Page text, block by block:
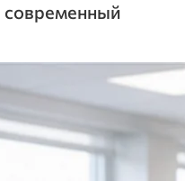
современный